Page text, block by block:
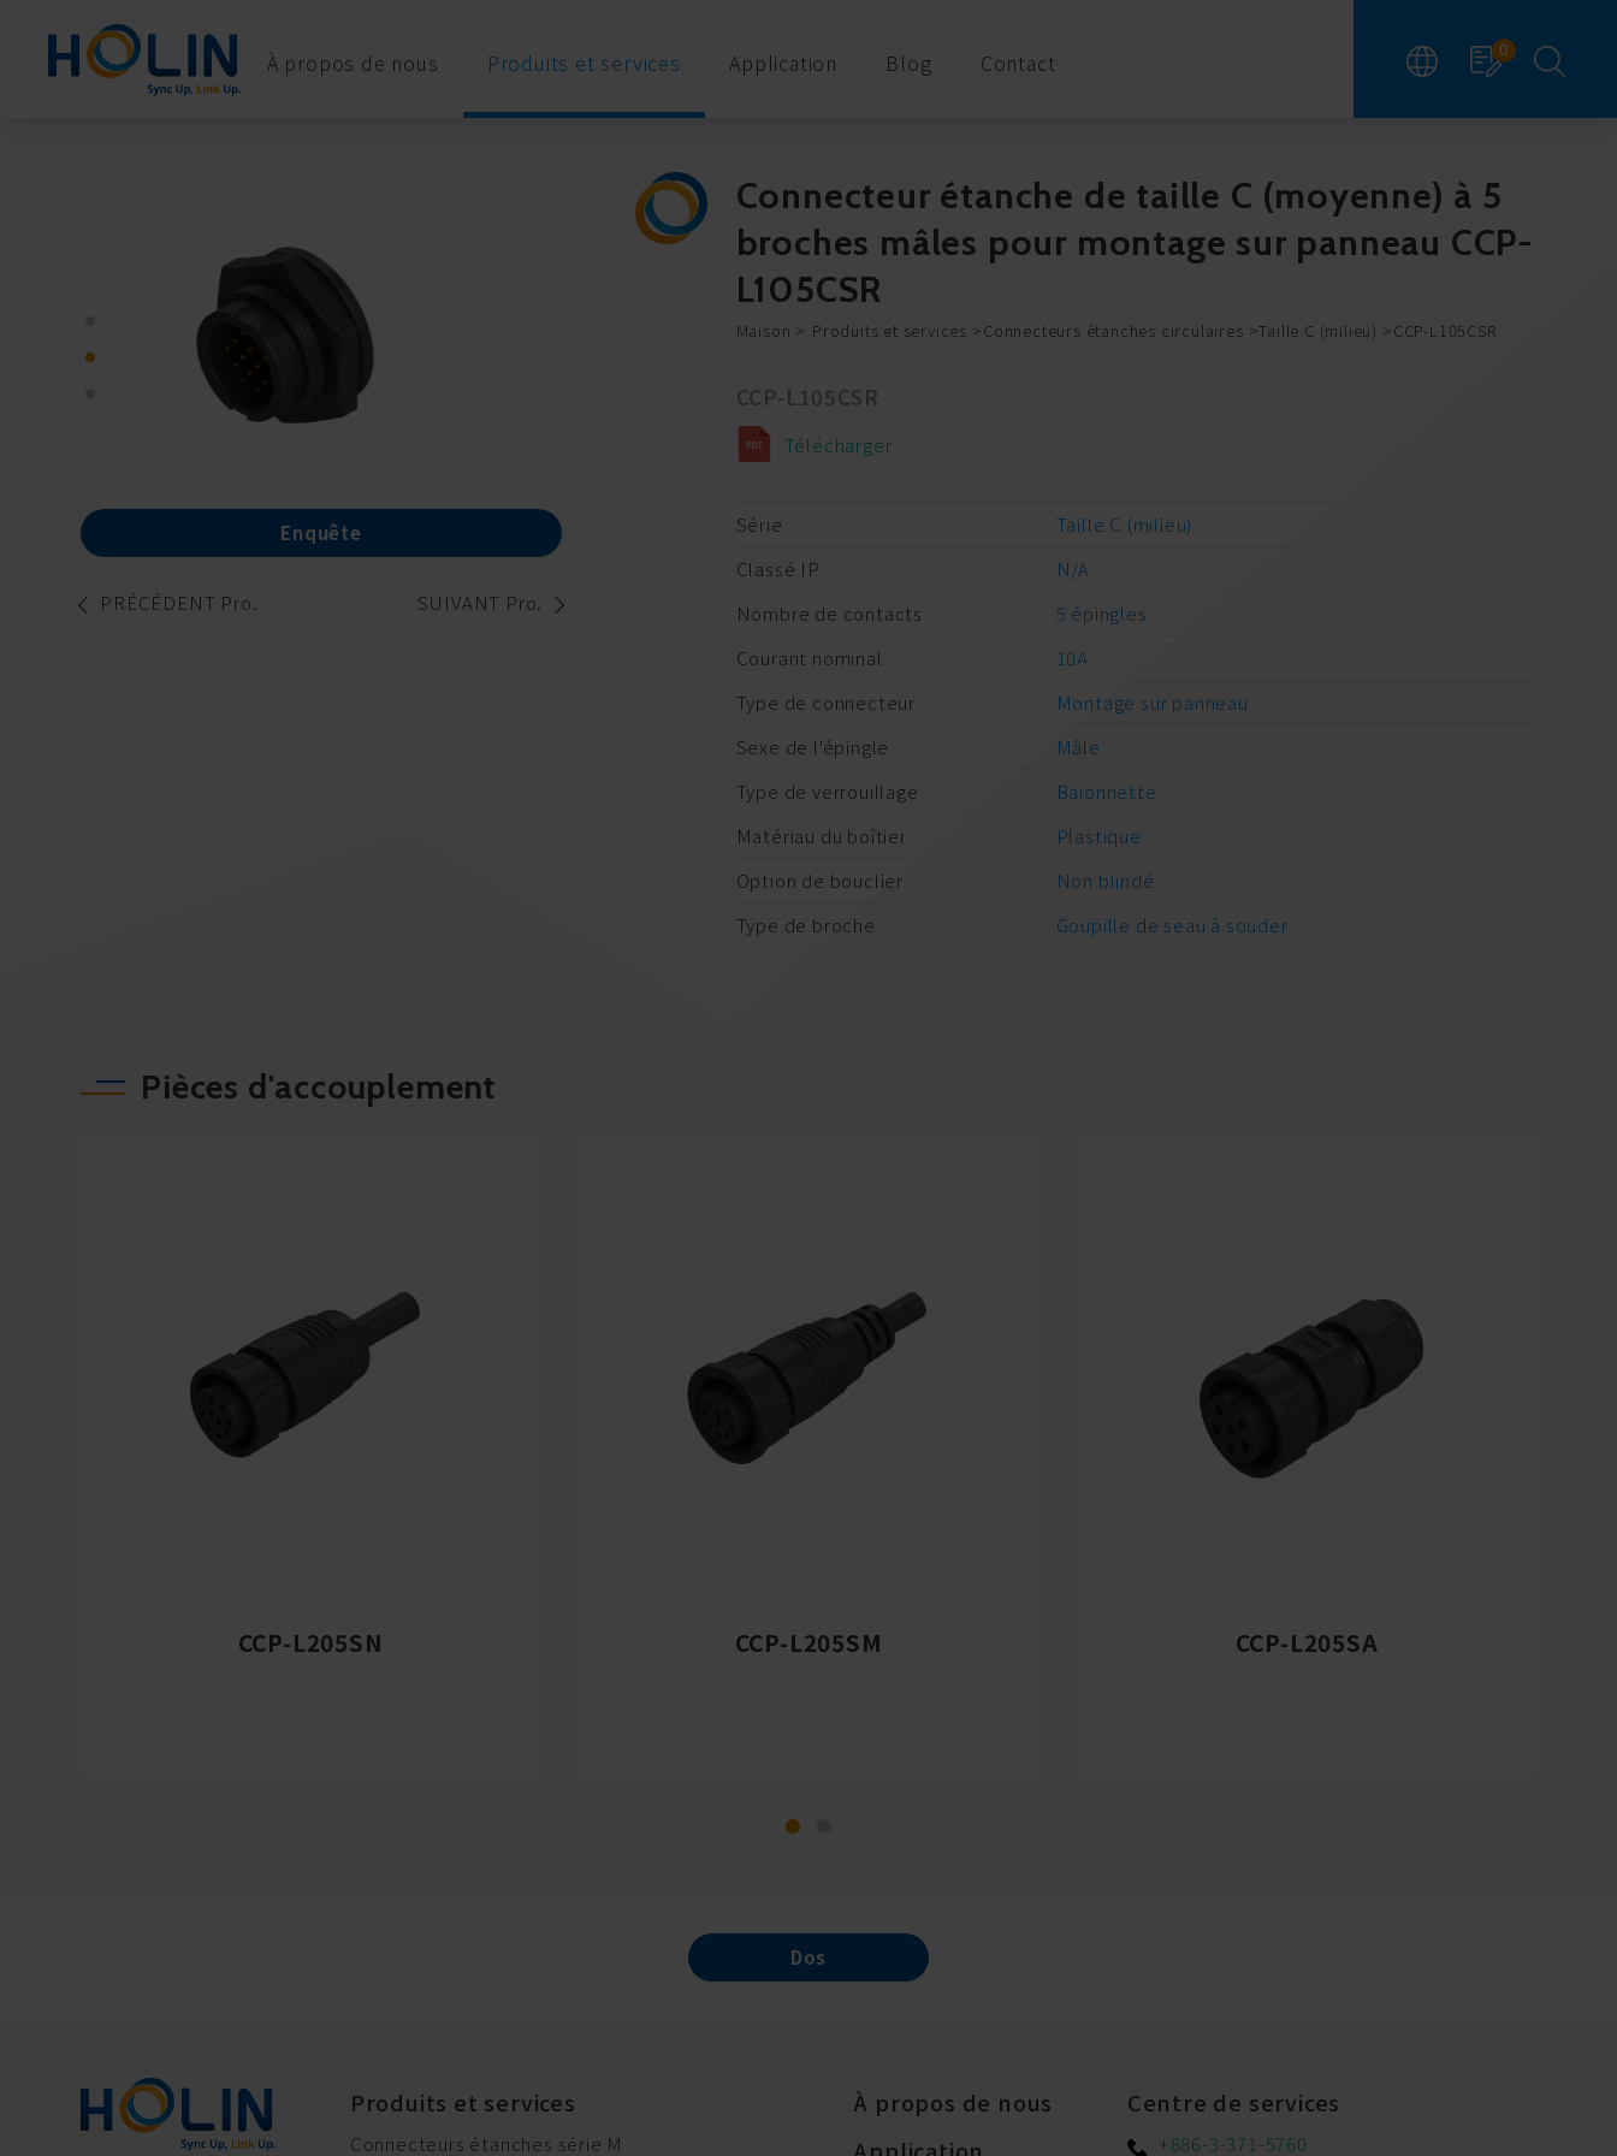
0
À propos de nous Produits et services Application Blog Contact
Enquête
PRÉCÉDENT Pro. SUIVANT Pro.
Connecteur étanche de taille C (moyenne) à 5
broches mâles pour montage sur panneau CCP-
L105CSR
Maison Produits et services Connecteurs étanches circulaires Taille C (milieu) CCP-L105CSR
CCP-L105CSR
Télécharger
Série
Taille C (milieu)
Classé IP
N/A
Nombre de contacts
5 épingles
Courant nominal
10A
Type de connecteur
Montage sur panneau
Sexe de l'épingle
Mâle
Type de verrouillage
Baïonnette
Matériau du boîtier
Plastique
Option de bouclier
Non blindé
Type de broche
Goupille de seau à souder
Pièces d'accouplement
CCP-L205SN CCP-L205SM CCP-L205SA
Dos
Produits et services
Connecteurs étanches série M
À propos de nous
Centre de services
+886-3-371-5760
Panneau de gestion des cookies